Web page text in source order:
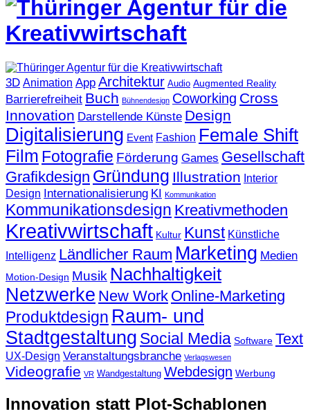
3D Animation App Architektur Audio Augmented Reality
Barrierefreiheit Buch Bühnendesign Coworking Cross
Innovation Darstellende Künste Design
Digitalisierung Event Fashion Female Shift
Film Fotografie Förderung Games Gesellschaft
Grafikdesign Gründung Illustration Interior
Design Internationalisierung KI Kommunikation
Kommunikationsdesign Kreativmethoden
Kreativwirtschaft Kultur Kunst Künstliche
Intelligenz Ländlicher Raum Marketing Medien
Motion-Design Musik Nachhaltigkeit
Netzwerke New Work Online-Marketing
Produktdesign Raum- und
Stadtgestaltung Social Media Software Text
UX-Design Veranstaltungsbranche Verlagswesen
Videografie VR Wandgestaltung Webdesign Werbung
Innovation statt Plot-Schablonen